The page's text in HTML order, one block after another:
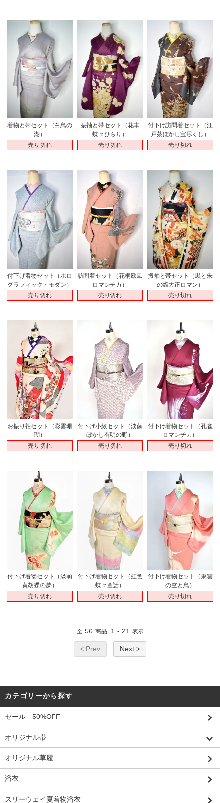
着物と帯セット（白鳥の
湖）
売り切れ
振袖と帯セット（花車
蝶々ひらり）
売り切れ
付下げ訪問着セット（江
戸茶ぼかし宝尽くし）
売り切れ
付下げ着物セット（ホロ
グラフィック・モダン）
売り切れ
訪問着セット（花桐欧風
ロマンチカ）
売り切れ
振袖と帯セット（黒と朱
の縞大正ロマン）
売り切れ
お振り袖セット（彩雲珊
瑚）
売り切れ
付下げ小紋セット（淡藤
ぼかし有明の野）
売り切れ
付下げ着物セット（孔雀
ロマンチカ）
売り切れ
付下げ着物セット（淡萌
黄胡蝶の夢）
売り切れ
付下げ着物セット（虹色
蝶々童話）
売り切れ
付下げ着物セット（東雲
の空と鳥）
売り切れ
全 56 商品 1 - 21 表示
< Prev Next >
カテゴリーから探す
セール 50%OFF
オリジナル帯
オリジナル草履
浴衣
スリーウェイ夏着物浴衣